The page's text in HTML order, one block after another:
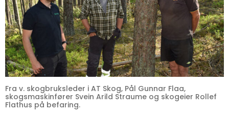
Fra v. skogbruksleder i AT Skog, Pål Gunnar Flaa,
skogsmaskinfører Svein Arild Straume og skogeier Rollef
Flathus på befaring.